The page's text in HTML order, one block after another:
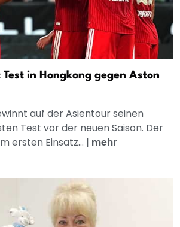
in Hongkong gegen Aston
auf der Asientour seinen
Test vor der neuen Saison. Der
ersten Einsatz... | mehr